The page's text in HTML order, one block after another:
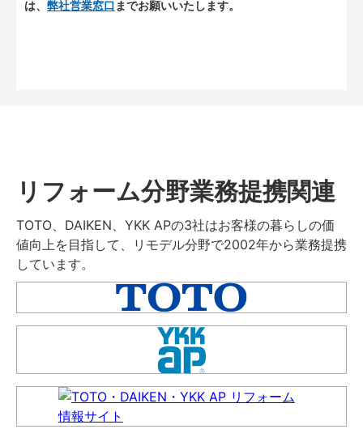
は、 弊社営業窓口 までお願いいたします。
リフォーム分野業務提携関連
TOTO、DAIKEN、YKK APの3社はお客様の暮らしの価
値向上を目指して、リモデル分野で2002年から業務提携
しています。